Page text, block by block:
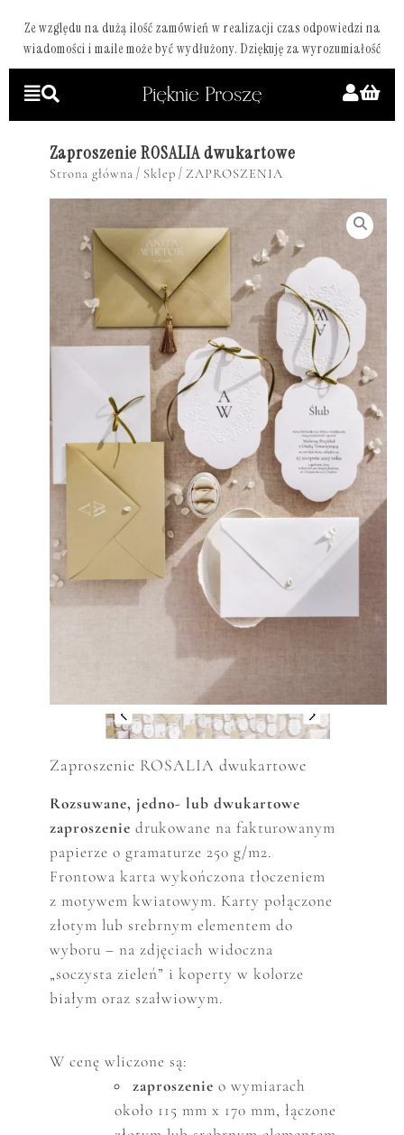
Ze względu na dużą ilość zamówień w realizacji czas odpowiedzi na
wiadomości i maile może być wydłużony. Dziękuję za wyrozumiałość
Zaproszenie ROSALIA dwukartowe
Strona główna / Sklep / ZAPROSZENIA
Zaproszenie ROSALIA dwukartowe
Rozsuwane, jedno- lub dwukartowe
zaproszenie drukowane na fakturowanym
papierze o gramaturze 250 g/m2.
Frontowa karta wykończona tłoczeniem
z motywem kwiatowym. Karty połączone
złotym lub srebrnym elementem do
wyboru – na zdjęciach widoczna
„soczysta zieleń” i koperty w kolorze
białym oraz szałwiowym.
W cenę wliczone są:
zaproszenie o wymiarach
około 115 mm x 170 mm, łączone